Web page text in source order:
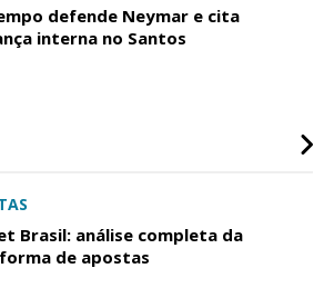
defende Neymar e cita
interna no Santos
Brasil: análise completa da
de apostas